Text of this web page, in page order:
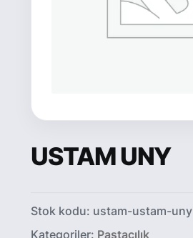
USTAM UNY
Stok kodu: ustam-ustam-uny
Kategoriler: Pastacılık